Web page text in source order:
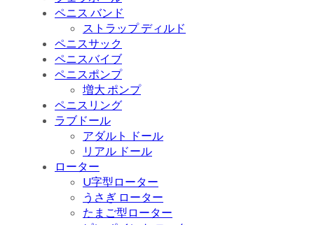
ペニス バンド
ストラップ ディルド
ペニスサック
ペニスバイブ
ペニスポンプ
増大 ポンプ
ペニスリング
ラブドール
アダルト ドール
リアル ドール
ローター
U字型ローター
うさぎ ローター
たまご型ローター